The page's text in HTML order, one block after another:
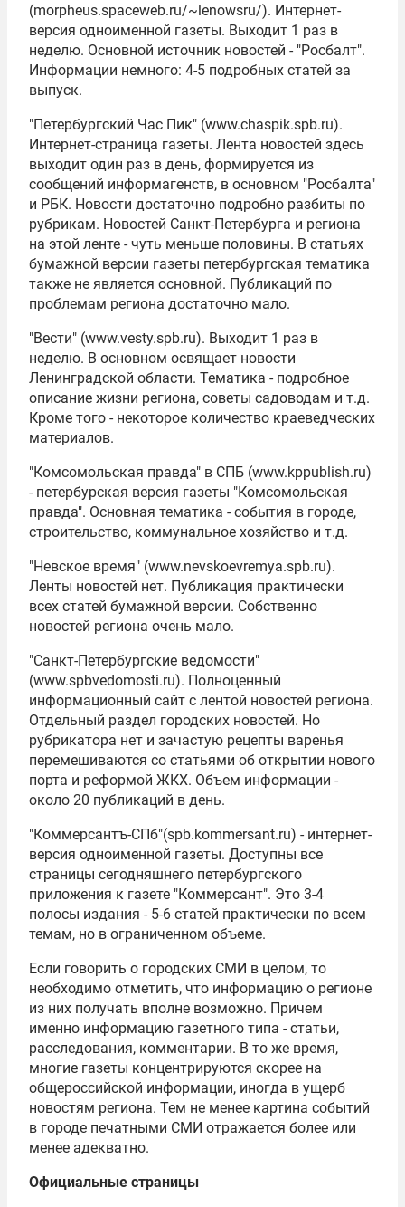
(morpheus.spaceweb.ru/~lenowsru/). Интернет-
версия одноименной газеты. Выходит 1 раз в
неделю. Основной источник новостей - "Росбалт".
Информации немного: 4-5 подробных статей за
выпуск.
"Петербургский Час Пик" (www.chaspik.spb.ru).
Интернет-страница газеты. Лента новостей здесь
выходит один раз в день, формируется из
сообщений информагенств, в основном "Росбалта"
и РБК. Новости достаточно подробно разбиты по
рубрикам. Новостей Санкт-Петербурга и региона
на этой ленте - чуть меньше половины. В статьях
бумажной версии газеты петербургская тематика
также не является основной. Публикаций по
проблемам региона достаточно мало.
"Вести" (www.vesty.spb.ru). Выходит 1 раз в
неделю. В основном освящает новости
Ленинградской области. Тематика - подробное
описание жизни региона, советы садоводам и т.д.
Кроме того - некоторое количество краеведческих
материалов.
"Комсомольская правда" в СПБ (www.kppublish.ru)
- петербурская версия газеты "Комсомольская
правда". Основная тематика - события в городе,
строительство, коммунальное хозяйство и т.д.
"Невское время" (www.nevskoevremya.spb.ru).
Ленты новостей нет. Публикация практически
всех статей бумажной версии. Собственно
новостей региона очень мало.
"Санкт-Петербургские ведомости"
(www.spbvedomosti.ru). Полноценный
информационный сайт с лентой новостей региона.
Отдельный раздел городских новостей. Но
рубрикатора нет и зачастую рецепты варенья
перемешиваются со статьями об открытии нового
порта и реформой ЖКХ. Объем информации -
около 20 публикаций в день.
"Коммерсантъ-СПб"(spb.kommersant.ru) - интернет-
версия одноименной газеты. Доступны все
страницы сегодняшнего петербургского
приложения к газете "Коммерсант". Это 3-4
полосы издания - 5-6 статей практически по всем
темам, но в ограниченном объеме.
Если говорить о городских СМИ в целом, то
необходимо отметить, что информацию о регионе
из них получать вполне возможно. Причем
именно информацию газетного типа - статьи,
расследования, комментарии. В то же время,
многие газеты концентрируются скорее на
общероссийской информации, иногда в ущерб
новостям региона. Тем не менее картина событий
в городе печатными СМИ отражается более или
менее адекватно.
Официальные страницы